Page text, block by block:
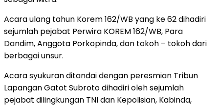
Acara ulang tahun Korem 162/WB yang ke 62 dihadiri
sejumlah pejabat Perwira KOREM 162/WB, Para
Dandim, Anggota Porkopinda, dan tokoh – tokoh dari
berbagai unsur.
Acara syukuran ditandai dengan peresmian Tribun
Lapangan Gatot Subroto dihadiri oleh sejumlah
pejabat dilingkungan TNI dan Kepolisian, Kabinda,